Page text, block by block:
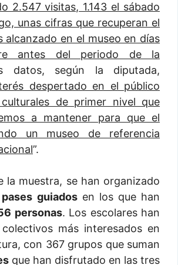
2.547 visitas, 1.143 el sábado
unas cifras que recuperan el
alcanzado en el museo en días
antes del periodo de la
datos, según la diputada,
despertado en el público
de primer nivel que
a mantener para que el
un museo de referencia
”.
la muestra, se han organizado
guiadosen los que han
personas. Los escolares han
más interesados en
con 367 grupos que suman
que han disfrutado en las tres